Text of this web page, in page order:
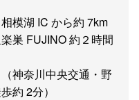
模湖 IC から約 7km
巣 FUJINO 約２時間
神奈川中央交通・野
約 2分）